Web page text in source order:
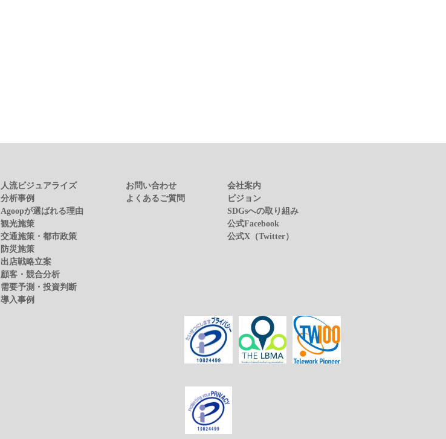
人流ビジュアライズ
分析事例
Agoopが選ばれる理由
観光施策
交通施策・都市政策
防災施策
出店戦略立案
顧客・競合分析
需要予測・投資判断
導入事例
お問い合わせ
よくあるご質問
会社案内
ビジョン
SDGsへの取り組み
公式Facebook
公式X（Twitter）